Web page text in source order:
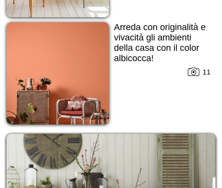
Arreda con originalità e
vivacità gli ambienti
della casa con il color
albicocca!
11